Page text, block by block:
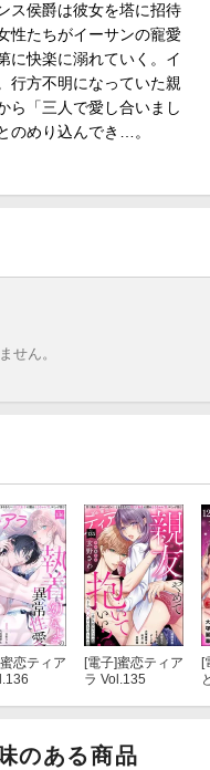
ス侯爵は彼女を塔に招待
性たちがイーサンの寵愛
に快楽に溺れていく。イ
行方不明になっていた親
ら「三人で愛し合いまし
のめり込んでき…。
せん。
蜜恋ティア
[電子]蜜恋ティア
ラ Vol.135
[
のある商品